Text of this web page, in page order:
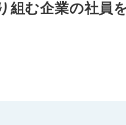
組む企業の社員